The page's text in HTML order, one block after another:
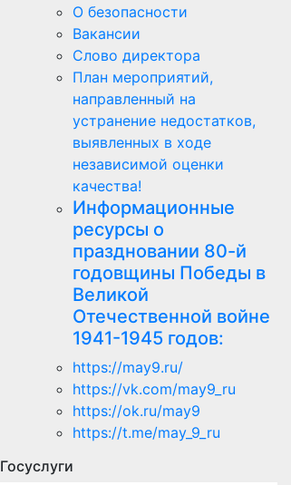
О безопасности
Вакансии
Слово директора
План мероприятий,
направленный на
устранение недостатков,
выявленных в ходе
независимой оценки
качества!
Информационные
ресурсы о
праздновании 80-й
годовщины Победы в
Великой
Отечественной войне
1941-1945 годов:
https://may9.ru/
https://vk.com/may9_ru
https://ok.ru/may9
https://t.me/may_9_ru
Госуслуги